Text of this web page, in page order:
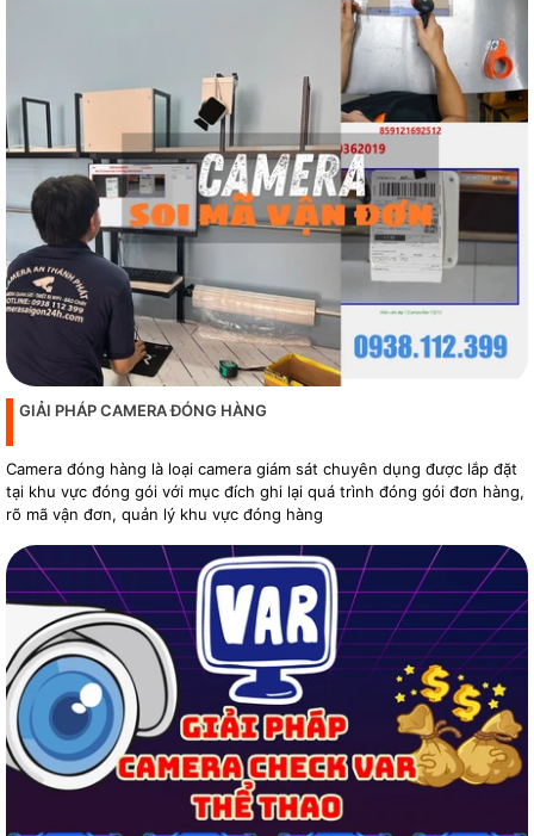
GIẢI PHÁP CAMERA ĐÓNG HÀNG
Camera đóng hàng là loại camera giám sát chuyên dụng được lắp đặt
tại khu vực đóng gói với mục đích ghi lại quá trình đóng gói đơn hàng,
rõ mã vận đơn, quản lý khu vực đóng hàng